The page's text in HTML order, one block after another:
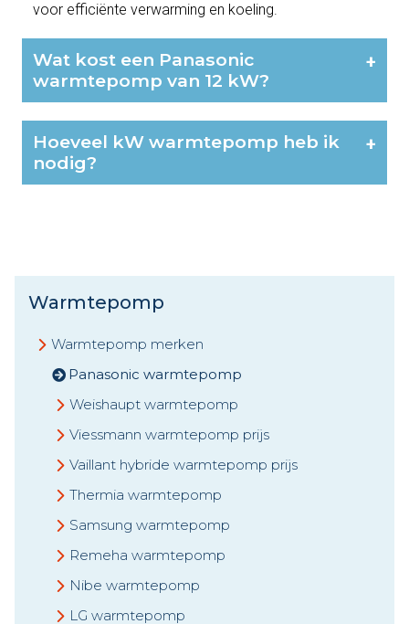
voor efficiënte verwarming en koeling.
Wat kost een Panasonic
warmtepomp van 12 kW?
+
Hoeveel kW warmtepomp heb ik
nodig?
+
Warmtepomp
Warmtepomp merken
Panasonic warmtepomp
Weishaupt warmtepomp
Viessmann warmtepomp prijs
Vaillant hybride warmtepomp prijs
Thermia warmtepomp
Samsung warmtepomp
Remeha warmtepomp
Nibe warmtepomp
LG warmtepomp